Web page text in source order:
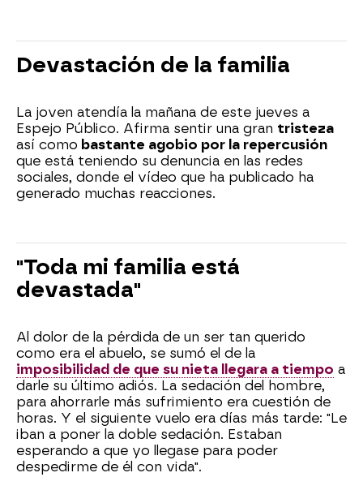
Devastación de la familia
La joven atendía la mañana de este jueves a
Espejo Público. Afirma sentir una gran tristeza
así como bastante agobio por la repercusión
que está teniendo su denuncia en las redes
sociales, donde el vídeo que ha publicado ha
generado muchas reacciones.
"Toda mi familia está
devastada"
Al dolor de la pérdida de un ser tan querido
como era el abuelo, se sumó el de la
imposibilidad de que su nieta llegara a tiempo a
darle su último adiós. La sedación del hombre,
para ahorrarle más sufrimiento era cuestión de
horas. Y el siguiente vuelo era días más tarde: "Le
iban a poner la doble sedación. Estaban
esperando a que yo llegase para poder
despedirme de él con vida".